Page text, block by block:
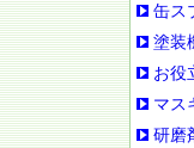
缶ス
塗装
お役
マス
研磨